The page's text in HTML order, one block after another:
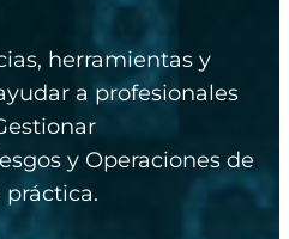
herramientas y
a profesionales
y Operaciones de